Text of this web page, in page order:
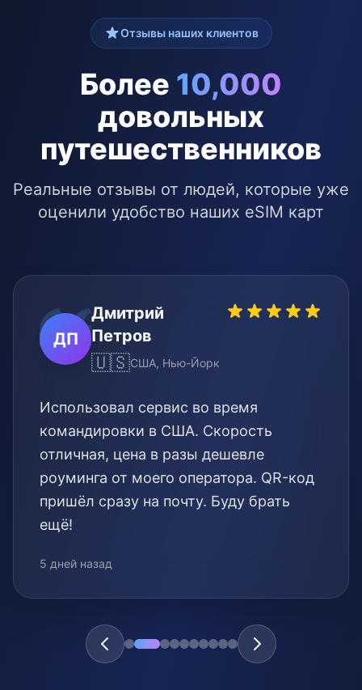
Отзывы наших клиентов
Более 10,000
довольных
путешественников
Реальные отзывы от людей, которые уже
оценили удобство наших eSIM карт
ДП
Дмитрий
Петров
🇺🇸США, Нью-Йорк
Использовал сервис во время
командировки в США. Скорость
отличная, цена в разы дешевле
роуминга от моего оператора. QR-код
пришёл сразу на почту. Буду брать
ещё!
5 дней назад